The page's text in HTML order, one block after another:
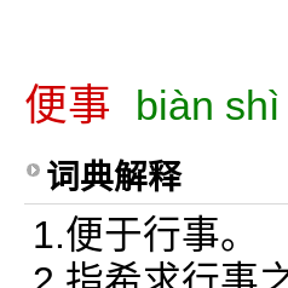
便事 biàn shì
词典解释
1.便于行事。